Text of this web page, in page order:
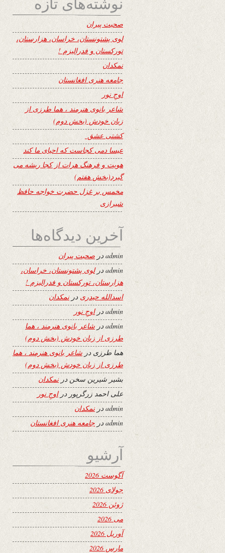
صحبت پیران
لوی پشتونستان، خراسان، هزارستان،
تورکستان و فدرالیزم !
نمکدان
جامعه هنری افغانستان
اوجِ نور
شاعر بانوی هنرمند ، هما طرزی از
زبان خودش (بخش دوم)
کشتی عشق
عیسا دمی کجاست که احیای ما کند
هویت و فرهنگ هرات از کجا ریشه می
گیرد(بخش هفتم)
مخمس بر غزل حضرت خواجه حافظ
شیرازی
آخرین دیدگاه‌ها
adminدر صحبت پیران
admin درلوی پشتونستان، خراسان،
هزارستان، تورکستان و فدرالیزم !
اسدالله حیدری درنمکدان
adminدراوجِ نور
adminدر شاعر بانوی هنرمند ، هما
طرزی از زبان خودش (بخش دوم)
هما طرزی در شاعر بانوی هنرمند ، هما
طرزی از زبان خودش (بخش دوم)
بشیر شیرین سخن درنمکدان
علی احمد زرگرپور دراوجِ نور
adminدرنمکدان
admin در جامعه هنری افغانستان
آرشیو
آگوست 2026
جولای 2026
ژوئن 2026
می 2026
آوریل 2026
مارس 2026